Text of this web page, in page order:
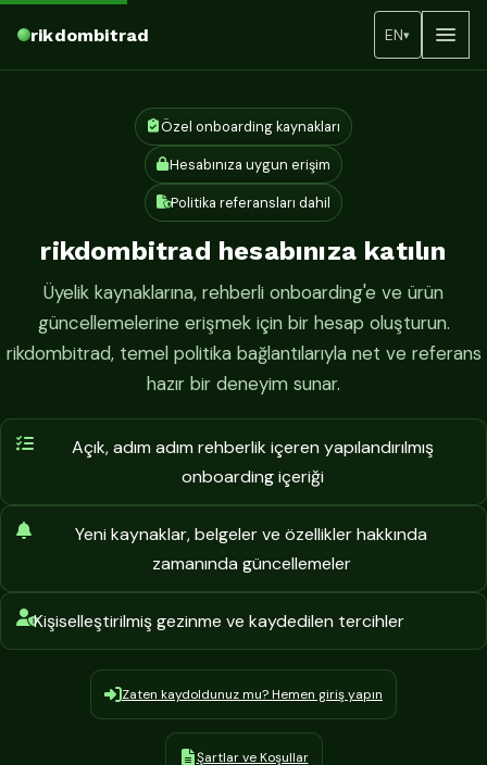
rikdombitrad EN▾
Özel onboarding kaynakları
Hesabınıza uygun erişim
Politika referansları dahil
rikdombitrad hesabınıza katılın
Üyelik kaynaklarına, rehberli onboarding'e ve ürün
güncellemelerine erişmek için bir hesap oluşturun.
rikdombitrad, temel politika bağlantılarıyla net ve referans
hazır bir deneyim sunar.
Açık, adım adım rehberlik içeren yapılandırılmış
onboarding içeriği
Yeni kaynaklar, belgeler ve özellikler hakkında
zamanında güncellemeler
Kişiselleştirilmiş gezinme ve kaydedilen tercihler
Zaten kaydoldunuz mu? Hemen giriş yapın
Şartlar ve Koşullar